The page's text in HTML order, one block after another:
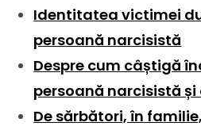
Identitatea victimei
persoană narcisistă
Despre cum câștigă
persoană narcisistă
De sărbători, în